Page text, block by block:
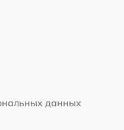
данных